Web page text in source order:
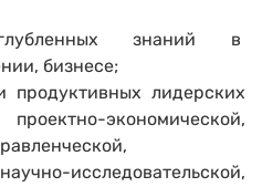
знаний в
бизнесе;
продуктивных лидерских
экономической,
исследовательской,